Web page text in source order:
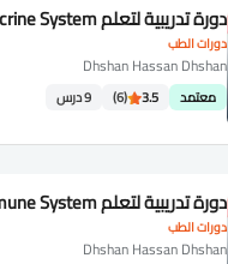
دورات الطب
دورة تدريبية لتعلم Endocrine System
Dhshan Hassan Dhshan
معتمد 3.5
(6) 9 درس
دورات الطب
دورة تدريبية لتعلم Immune System
Dhshan Hassan Dhshan